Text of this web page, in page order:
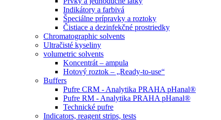
Indikátory a farbivá
Špeciálne prípravky a roztoky
Čistiace a dezinfekčné prostriedky
Chromatographic solvents
Ultračisté kyseliny
volumetric solvents
Koncentrát – ampula
Hotový roztok – „Ready-to-use“
Buffers
Pufre CRM - Analytika PRAHA pHanal®
Pufre RM - Analytika PRAHA pHanal®
Technické pufre
Indicators, reagent strips, tests